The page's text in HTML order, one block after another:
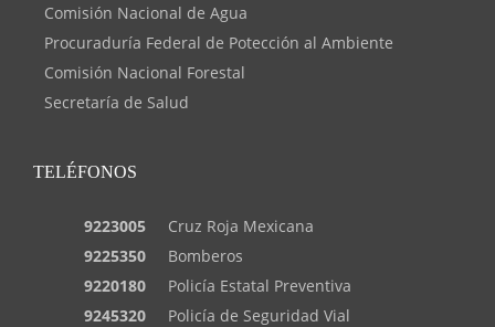
TELÉFONOS
9223005
Cruz Roja Mexicana
9225350
Bomberos
9220180
Policía Estatal Preventiva
9245320
Policía de Seguridad Vial
Comisión Nacional de Agua
Procuraduría Federal de Potección al Ambiente
Comisión Nacional Forestal
Secretaría de Salud